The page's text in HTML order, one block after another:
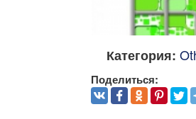
Категория:
Поделиться: